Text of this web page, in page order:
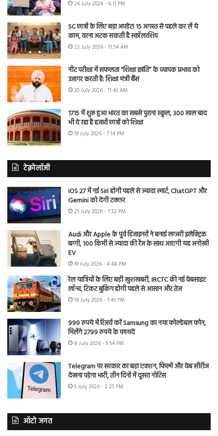
26 July 2026 - 6:11 PM
SC छात्रों के लिए बड़ा अपडेट! 15 अगस्त से पहले कर लें ये
काम, वरना अटक सकती है स्कॉलरशिप
22 July 2026 - 11:54 AM
नीट परीक्षा में सफलता “शिक्षा क्रांति” के व्यापक प्रभाव को
उजागर करती है: शिक्षा मंत्री बैंस
20 July 2026 - 11:43 AM
1715 में शुरू हुआ भारत का सबसे पुराना स्कूल, 300 साल बाद
भी दे रहा है हजारों छात्रों को शिक्षा
19 July 2026 - 7:14 PM
टेक्नोलॉजी
iOS 27 में नई Siri होगी पहले से ज्यादा स्मार्ट, ChatGPT और
Gemini को देगी टक्कर
25 July 2026 - 7:52 PM
Audi और Apple के पूर्व डिजाइनरों ने बनाई लग्जरी इलेक्ट्रिक
बग्गी, 100 किमी से ज्यादा की रेंज के साथ आएगी यह अनोखी
EV
19 July 2026 - 4:48 PM
रेल यात्रियों के लिए बड़ी खुशखबरी, IRCTC की नई वेबसाइट
लॉन्च, टिकट बुकिंग होगी पहले से आसान और तेज
16 July 2026 - 1:45 PM
999 रुपये में रिजर्व करें Samsung का नया फोल्डेबल फोन,
मिलेंगे 2799 रुपये के फायदे
8 July 2026 - 5:54 PM
Telegram पर सरकार का बड़ा एक्शन, फिल्में और वेब सीरीज
देखना पड़ेगा भारी, तीन दिनों में दूसरा नोटिस
5 July 2026 - 2:25 PM
ऑटो जगत